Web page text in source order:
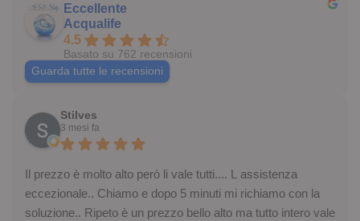
Eccellente
Acqualife
4.5
Basato su 762 recensioni
Guarda tutte le recensioni
Stilves
3 mesi fa
Il prezzo è molto alto però li vale tutti.... L assistenza
eccezionale.. Chiamo e dopo 5 minuti mi richiamo con la
soluzione.. Ripeto è un prezzo bello alto ma tutto intero vale